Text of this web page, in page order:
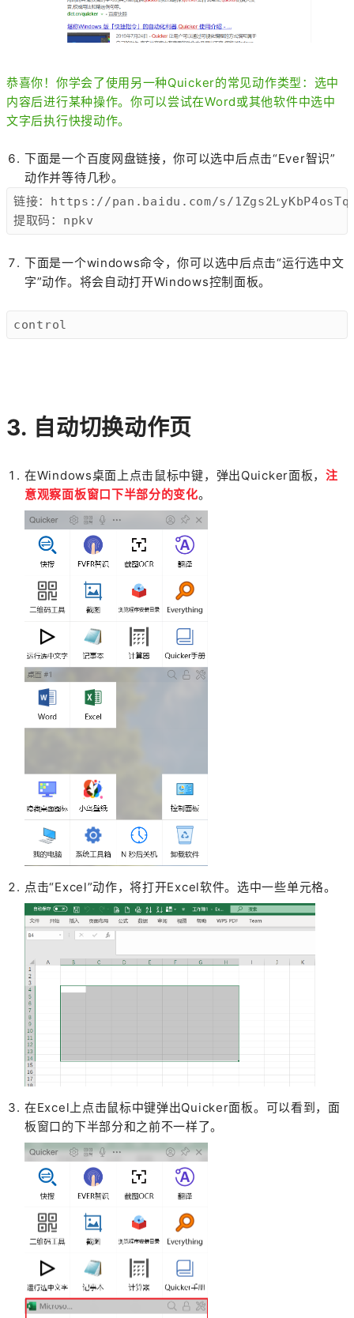
恭喜你！你学会了使用另一种Quicker的常见动作类型：选中
内容后进行某种操作。你可以尝试在Word或其他软件中选中
文字后执行快搜动作。
下面是一个百度网盘链接，你可以选中后点击“Ever智识”
动作并等待几秒。
链接：https://pan.baidu.com/s/
提取码：npkv
下面是一个windows命令，你可以选中后点击“运行选中文
字”动作。将会自动打开Windows控制面板。
control
3. 自动切换动作页
在Windows桌面上点击鼠标中键，弹出Quicker面板， 注
意观察面板窗口下半部分的变化。
点击“Excel”动作，将打开Excel软件。选中一些单元格。
在Excel上点击鼠标中键弹出Quicker面板。 可以看到，面
板窗口的下半部分和之前不一样了。